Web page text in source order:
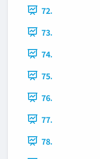
72.
73.
74.
75.
76.
77.
78.